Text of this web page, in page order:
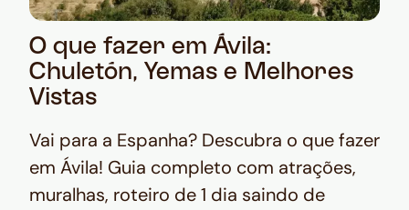
O que fazer em Ávila:
Chuletón, Yemas e Melhores
Vistas
Vai para a Espanha? Descubra o que fazer
em Ávila! Guia completo com atrações,
muralhas, roteiro de 1 dia saindo de